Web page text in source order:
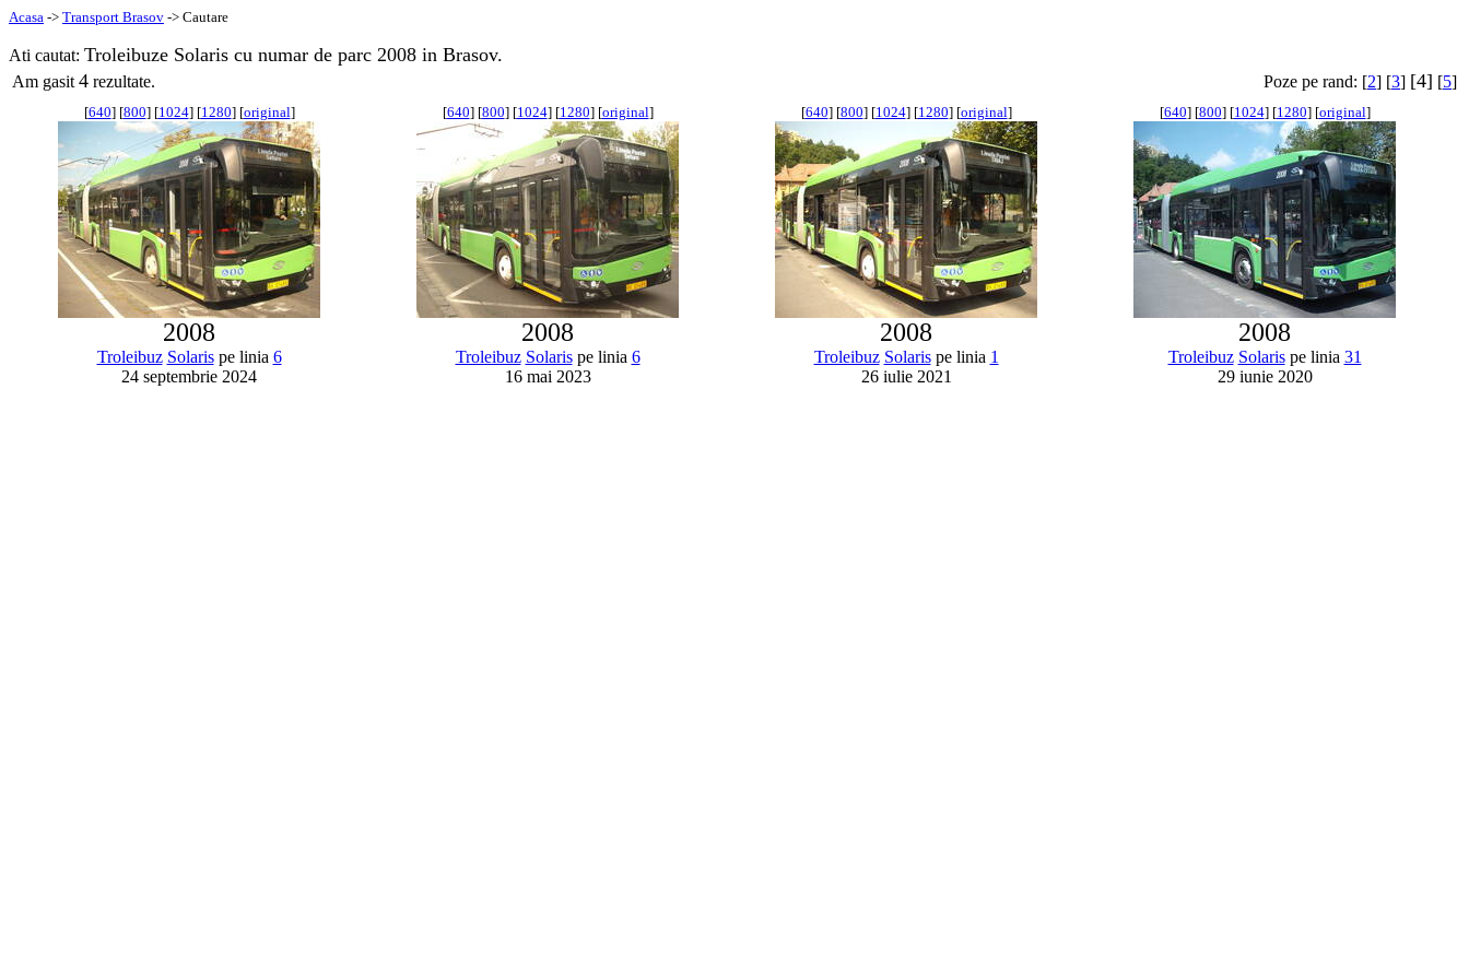
Acasa -> Transport Brasov -> Cautare
Ati cautat: Troleibuze Solaris cu numar de parc 2008 in Brasov.
Am gasit 4 rezultate. Poze pe rand: [2] [3] [4] [5]
[640] [800] [1024] [1280] [original]
2008
Troleibuz Solarispe linia 6
24 septembrie 2024
[640] [800] [1024] [1280] [original]
2008
Troleibuz Solarispe linia 6
16 mai 2023
[640] [800] [1024] [1280] [original]
2008
Troleibuz Solarispe linia 1
26 iulie 2021
[640] [800] [1024] [1280] [original]
2008
Troleibuz Solarispe linia 31
29 iunie 2020